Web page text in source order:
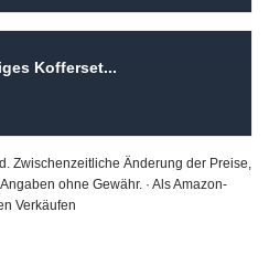
Kofferset...
Zwischenzeitliche Änderung der Preise,
ohne Gewähr. · Als Amazon-
Verkäufen